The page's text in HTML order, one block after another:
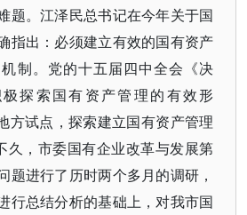
题。江泽民总书记在今年关于国
指出：必须建立有效的国有资产
制。党的十五届四中全会《决
探索国有资产管理的有效形
方试点，探索建立国有资产管理
久，市委国有企业改革与发展第
题进行了历时两个多月的调研，
行总结分析的基础上，对我市国